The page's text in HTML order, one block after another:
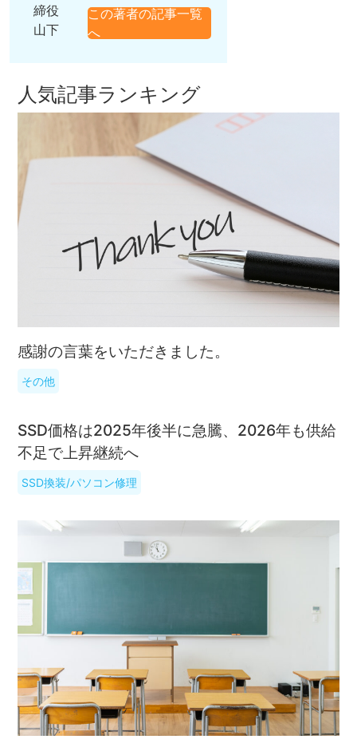
締役
山下
この著者の記事一覧
へ
人気記事ランキング
感謝の言葉をいただきました。
その他
SSD価格は2025年後半に急騰、2026年も供給
不足で上昇継続へ
SSD換装/パソコン修理